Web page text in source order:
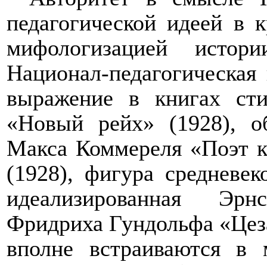
педагогической идеей в
мифологизацией
Национал-
выражение в книгах
«Новый рейх» (1928),
Макса Коммереля «Поэт
(1928), фигура
идеализированная
Фридриха Гундольфа
вполне встраиваются